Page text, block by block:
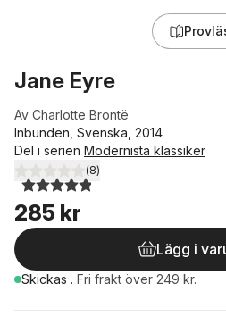
Jane Eyre
Av Charlotte Brontë
Inbunden, Svenska, 2014
Del i serien Modernista klassiker
4,9utav 5 stjärnor. Totalt antal röster:
(8)
285 kr
Lägg i
Skickas . Fri frakt över 249 kr.